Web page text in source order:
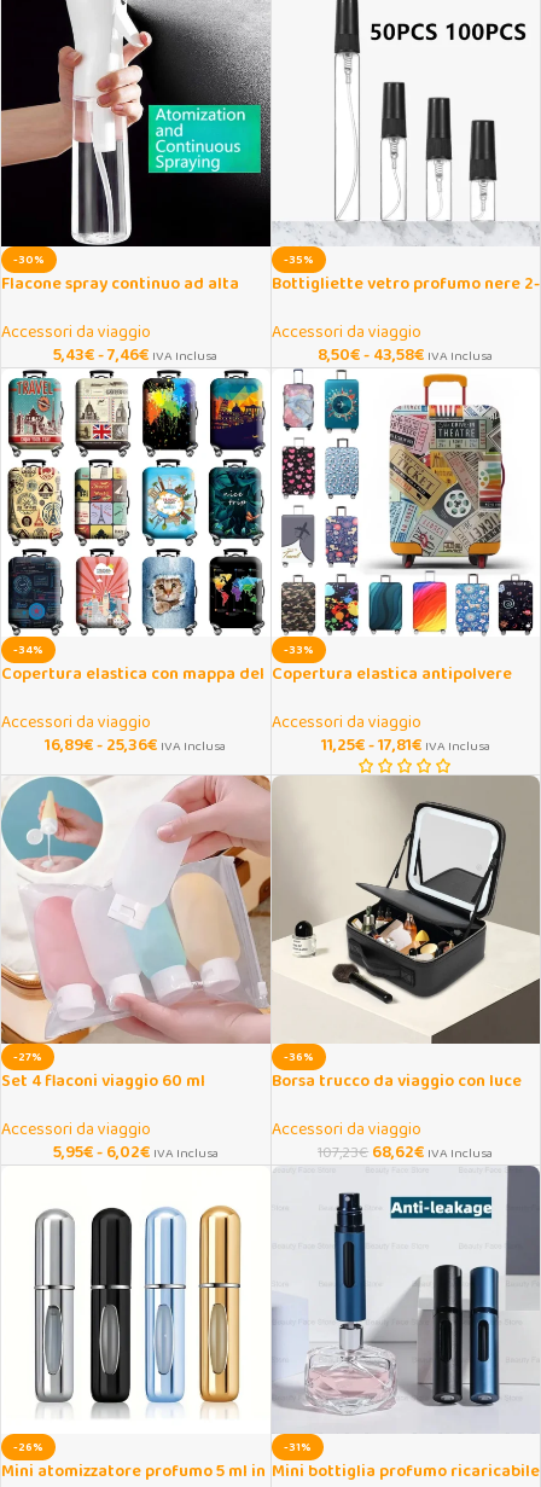
-30%
Flacone spray continuo ad alta
Accessori da viaggio
5,43€-7,46€ IVA Inclusa
-35%
Bottigliette vetro profumo nere 2-
Accessori da viaggio
8,50€-43,58€ IVA Inclusa
-34%
Copertura elastica con mappa del
Accessori da viaggio
16,89€-25,36€ IVA Inclusa
-33%
Copertura elastica antipolvere
Accessori da viaggio
11,25€-17,81€ IVA Inclusa
-27%
Set 4 flaconi viaggio 60 ml
Accessori da viaggio
5,95€-6,02€ IVA Inclusa
-36%
Borsa trucco da viaggio con luce
Accessori da viaggio
107,23€68,62€ IVA Inclusa
-26%
Mini atomizzatore profumo 5 ml in
-31%
Mini bottiglia profumo ricaricabile